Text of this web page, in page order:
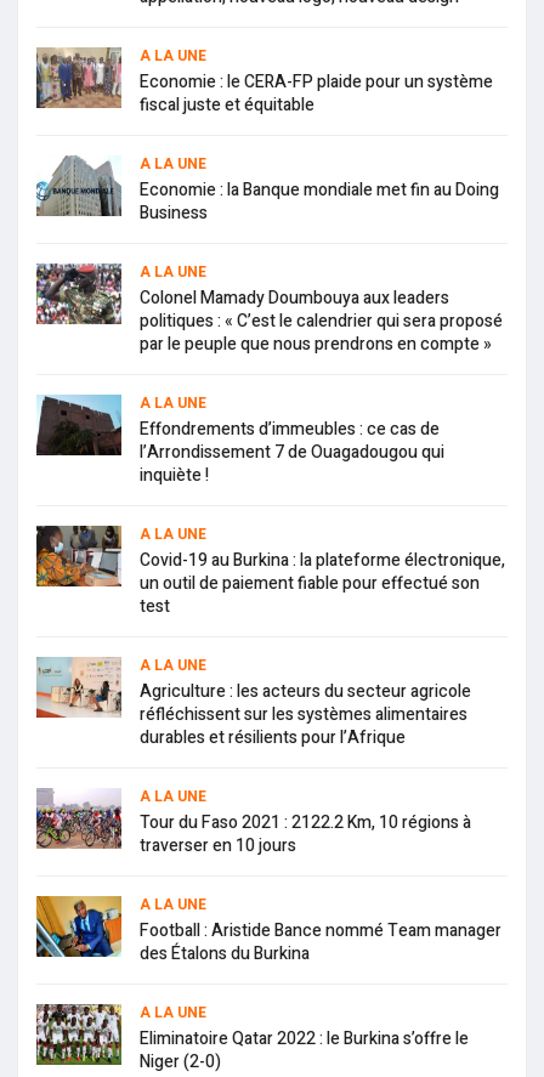
A LA UNE
Economie : le CERA-FP plaide pour un système
fiscal juste et équitable
A LA UNE
Economie : la Banque mondiale met fin au Doing
Business
A LA UNE
Colonel Mamady Doumbouya aux leaders
politiques : « C’est le calendrier qui sera proposé
par le peuple que nous prendrons en compte »
A LA UNE
Effondrements d’immeubles : ce cas de
l’Arrondissement 7 de Ouagadougou qui
inquiète !
A LA UNE
Covid-19 au Burkina : la plateforme électronique,
un outil de paiement fiable pour effectué son
test
A LA UNE
Agriculture : les acteurs du secteur agricole
réfléchissent sur les systèmes alimentaires
durables et résilients pour l’Afrique
A LA UNE
Tour du Faso 2021 : 2122.2 Km, 10 régions à
traverser en 10 jours
A LA UNE
Football : Aristide Bance nommé Team manager
des Étalons du Burkina
A LA UNE
Eliminatoire Qatar 2022 : le Burkina s’offre le
Niger (2-0)